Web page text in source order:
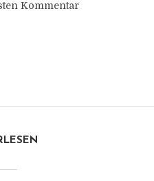
Kommentar